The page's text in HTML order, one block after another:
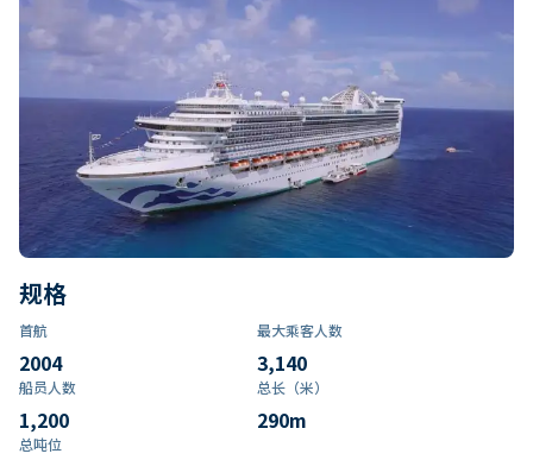
规格
首航
2004
最大乘客人数
3,140
船员人数
1,200
总长（米）
290m
总吨位